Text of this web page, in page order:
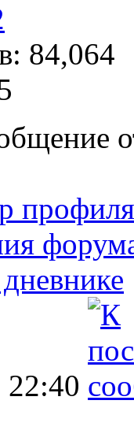
84,064
профиля
22:40